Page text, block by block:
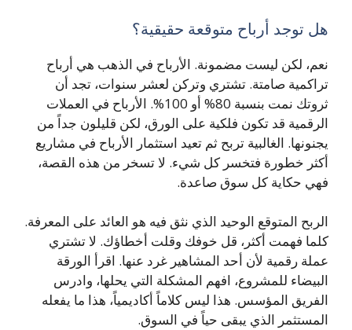
هل توجد أرباح متوقعة حقيقية؟
نعم، لكن ليست مضمونة. الأرباح في الذهب هي أرباح
تراكمية صامتة. تشتري وتركن لعشر سنوات، تجد أن
ثروتك نمت بنسبة 80% أو 100%. الأرباح في العملات
الرقمية قد تكون فلكية على الورق، لكن قليلون جداً من
يجنونها. الغالبية تربح ثم تعيد استثمار الأرباح في مشاريع
أكثر خطورة فتخسر كل شيء. لا تسخر من هذه القصة،
فهي حكاية كل سوق صاعدة.
الربح المتوقع الوحيد الذي نثق فيه هو العائد على المعرفة.
كلما فهمت أكثر، قل خوفك وقلت أخطاؤك. لا تشتري
عملة رقمية لأن أحد المشاهير غرد عنها. اقرأ الورقة
البيضاء للمشروع، افهم المشكلة التي يحلها، وادرس
الفريق المؤسس. هذا ليس كلاماً أكاديمياً، هذا ما يفعله
المستثمر الذي يبقى حياً في السوق.